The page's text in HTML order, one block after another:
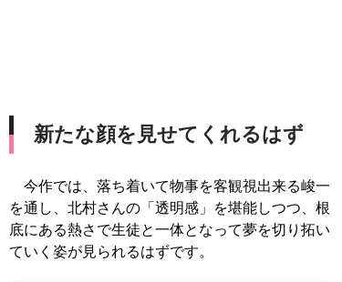
新たな顔を見せてくれるはず
今作では、落ち着いて物事を客観視出来る峻一
を通し、北村さんの「透明感」を堪能しつつ、根
底にある熱さで生徒と一体となって夢を切り拓い
ていく姿が見られるはずです。